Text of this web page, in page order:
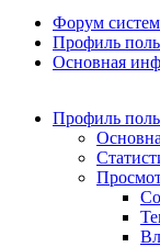
Форум
Профиль
Основная
Профиль